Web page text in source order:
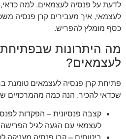
לדעת על פנסיה לעצמאים. למה כדאי,
לעצמאי, איך מעבירים קרן פנסיה
כסף מומלץ להפריש.
מה היתרונות שבפתיחת
לעצמאים?
פתיחת קרן פנסיה לעצמאים טומנת
שכדאי להכיר. הנה כמה מהמרכזיים
קצבה פנסיונית – הפקדות
לעצמאי עם הגעה לגיל הפרישה (67 לגברים ו-64